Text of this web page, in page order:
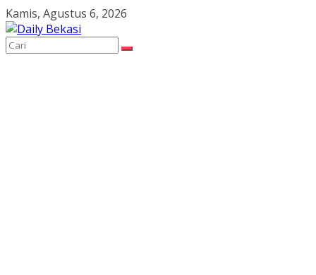
Skip
to
content
Kamis, Agustus 6, 2026